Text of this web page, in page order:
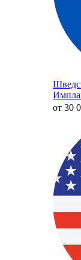
от 30